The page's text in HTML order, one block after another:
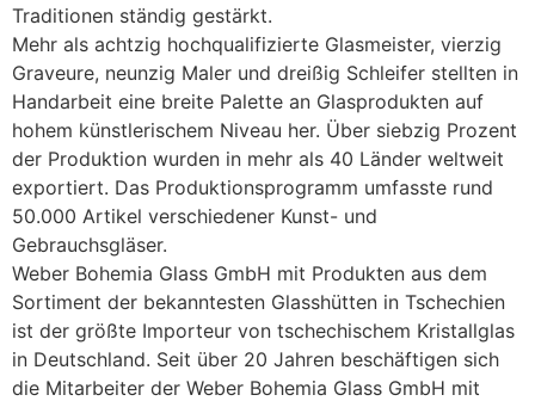
Traditionen ständig gestärkt.
Mehr als achtzig hochqualifizierte Glasmeister, vierzig
Graveure, neunzig Maler und dreißig Schleifer stellten in
Handarbeit eine breite Palette an Glasprodukten auf
hohem künstlerischem Niveau her. Über siebzig Prozent
der Produktion wurden in mehr als 40 Länder weltweit
exportiert. Das Produktionsprogramm umfasste rund
50.000 Artikel verschiedener Kunst- und
Gebrauchsgläser.
Weber Bohemia Glass GmbH mit Produkten aus dem
Sortiment der bekanntesten Glasshütten in Tschechien
ist der größte Importeur von tschechischem Kristallglas
in Deutschland. Seit über 20 Jahren beschäftigen sich
die Mitarbeiter der Weber Bohemia Glass GmbH mit